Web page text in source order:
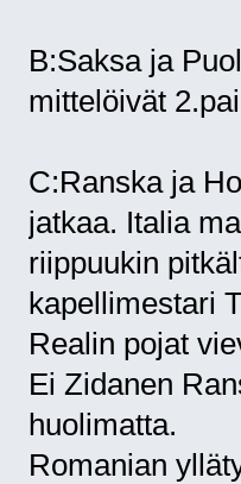
B:Saksa ja
mittelöivät
C:Ranska ja
jatkaa. Italia
riippuukin
kapellimestari
Realin pojat
Ei Zidanen
huolimatta.
Romanian